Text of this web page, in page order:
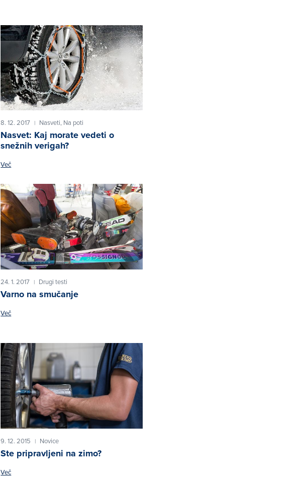
8. 12. 2017 | Nasveti, Na poti
Nasvet: Kaj morate vedeti o
snežnih verigah?
Več
24. 1. 2017 | Drugi testi
Varno na smučanje
Več
9. 12. 2015 | Novice
Ste pripravljeni na zimo?
Več